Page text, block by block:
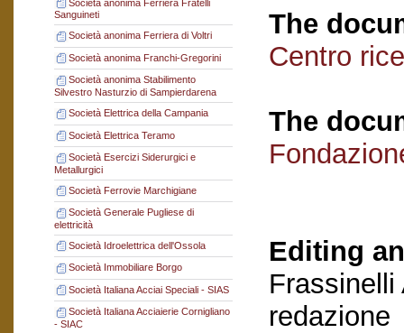
Società anonima Ferriera Fratelli
Sanguineti
Società anonima Ferriera di Voltri
Società anonima Franchi-Gregorini
Società anonima Stabilimento
Silvestro Nasturzio di Sampierdarena
Società Elettrica della Campania
Società Elettrica Teramo
Società Esercizi Siderurgici e
Metallurgici
Società Ferrovie Marchigiane
Società Generale Pugliese di
elettricità
Società Idroelettrica dell'Ossola
Società Immobiliare Borgo
Società Italiana Acciai Speciali - SIAS
Società Italiana Acciaierie Cornigliano
- SIAC
The
Centro
The
Editing
Frassinelli
redazione